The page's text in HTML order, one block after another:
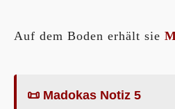
Auf dem Boden erhält sie
📜 Madokas Notiz 5